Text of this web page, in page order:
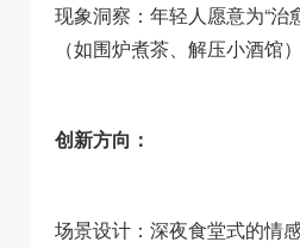
现象洞察：年轻人愿意为“治
（如围炉煮茶、解压小酒馆）
创新方向：
场景设计：深夜食堂式的情